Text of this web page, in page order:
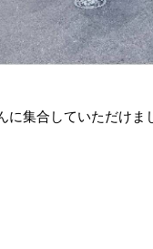
に集合していただけま